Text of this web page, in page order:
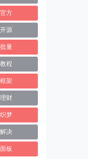
官方
开源
批量
教程
框架
理财
织梦
解决
面板